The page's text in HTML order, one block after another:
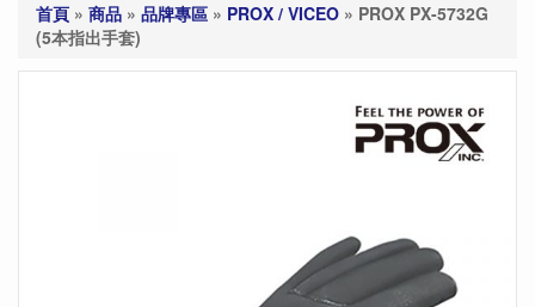
首頁 » 商品 » 品牌專區 » PROX / VICEO » PROX PX-5732G
(5本指出手套)